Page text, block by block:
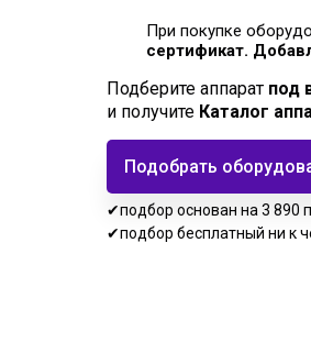
При покупке
сертификат.
Подберите аппарат под
и получите Каталог
Подобрать
✔подбор основан на 3 890
✔подбор бесплатный ни к